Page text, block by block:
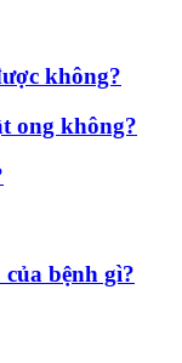
không?
ong không?
bệnh gì?